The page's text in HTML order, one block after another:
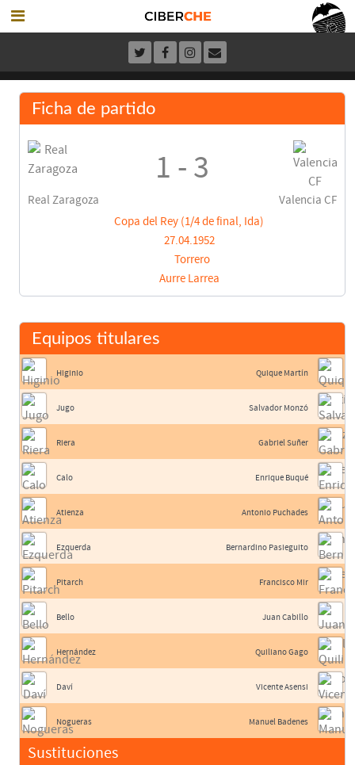
Ficha de partido
Real Zaragoza
1 - 3
Valencia CF
Copa del Rey (1/4 de final, Ida)
27.04.1952
Torrero
Aurre Larrea
Equipos titulares
Higinio
Jugo
Riera
Calo
Atienza
Ezquerda
Pitarch
Bello
Hernández
Daví
Nogueras
Sustituciones
Quique Martín
Salvador Monzó
Gabriel Suñer
Enrique Buqué
Antonio Puchades
Bernardino Pasieguito
Francisco Mir
Juan Cabillo
Quiliano Gago
Vicente Asensi
Manuel Badenes